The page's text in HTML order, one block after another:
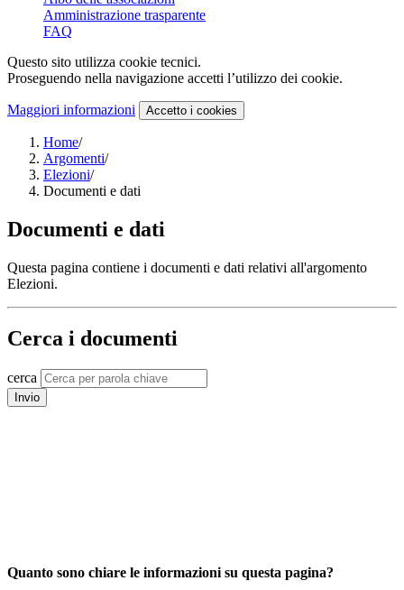
Amministrazione trasparente
FAQ
Questo sito utilizza cookie tecnici.
Proseguendo nella navigazione accetti l’utilizzo dei cookie.
Maggiori informazioni Accetto i cookies
Home/
Argomenti/
Elezioni/
Documenti e dati
Documenti e dati
Questa pagina contiene i documenti e dati relativi all'argomento
Elezioni.
Cerca i documenti
cerca
Invio
Quanto sono chiare le informazioni su questa pagina?